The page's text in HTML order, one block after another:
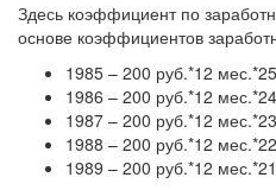
Здесь коэффициент по
основе коэффициентов
1985 – 200 руб.*12
1986 – 200 руб.*12
1987 – 200 руб.*12
1988 – 200 руб.*12
1989 – 200 руб.*12